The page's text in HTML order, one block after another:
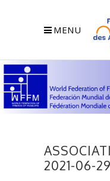
MENU
2021-06-29